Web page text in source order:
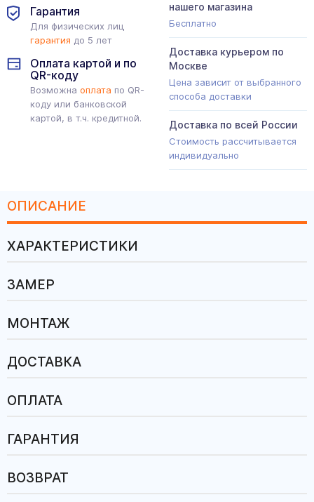
Гарантия
Для физических лиц
гарантия до 5 лет
Оплата картой и по
QR-коду
Возможна оплата по QR-
коду или банковской
картой, в т.ч. кредитной.
нашего магазина
Бесплатно
Доставка курьером по
Москве
Цена зависит от выбранного
способа доставки
Доставка по всей России
Стоимость рассчитывается
индивидуально
ОПИСАНИЕ
ХАРАКТЕРИСТИКИ
ЗАМЕР
МОНТАЖ
ДОСТАВКА
ОПЛАТА
ГАРАНТИЯ
ВОЗВРАТ